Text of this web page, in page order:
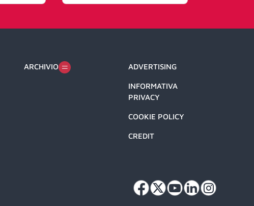
ARCHIVIO ADVERTISING
INFORMATIVA
PRIVACY
COOKIE POLICY
CREDIT